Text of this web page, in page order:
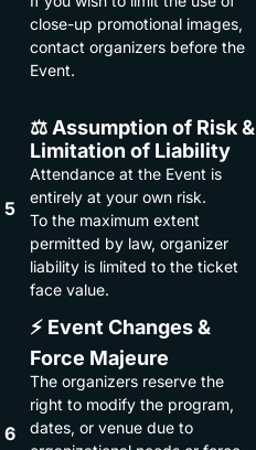
close-up promotional images,
contact organizers before the
Event.
5
⚖️ Assumption of Risk &
Limitation of Liability
Attendance at the Event is
entirely at your own risk.
To the maximum extent
permitted by law, organizer
liability is limited to the ticket
face value.
6
⚡ Event Changes &
Force Majeure
The organizers reserve the
right to modify the program,
dates, or venue due to